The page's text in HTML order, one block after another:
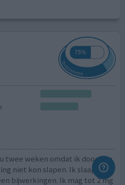
twee weken omdat ik door een
niet kon slapen. Ik slaap er
bijwerkingen. Ik mag tot 2 mg